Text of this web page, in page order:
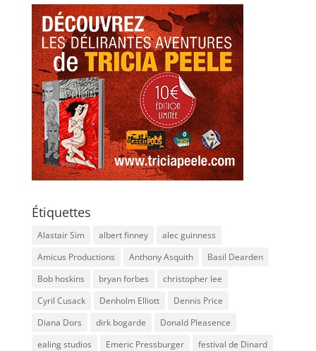
Étiquettes
Alastair Sim albert finney
alec guinness
Amicus Productions
Anthony Asquith
Basil Dearden
Bob hoskins
bryan forbes
christopher lee
Cyril Cusack
Denholm Elliott
Dennis Price
Diana Dors
dirk bogarde
Donald Pleasence
ealing studios
Emeric Pressburger
festival de Dinard